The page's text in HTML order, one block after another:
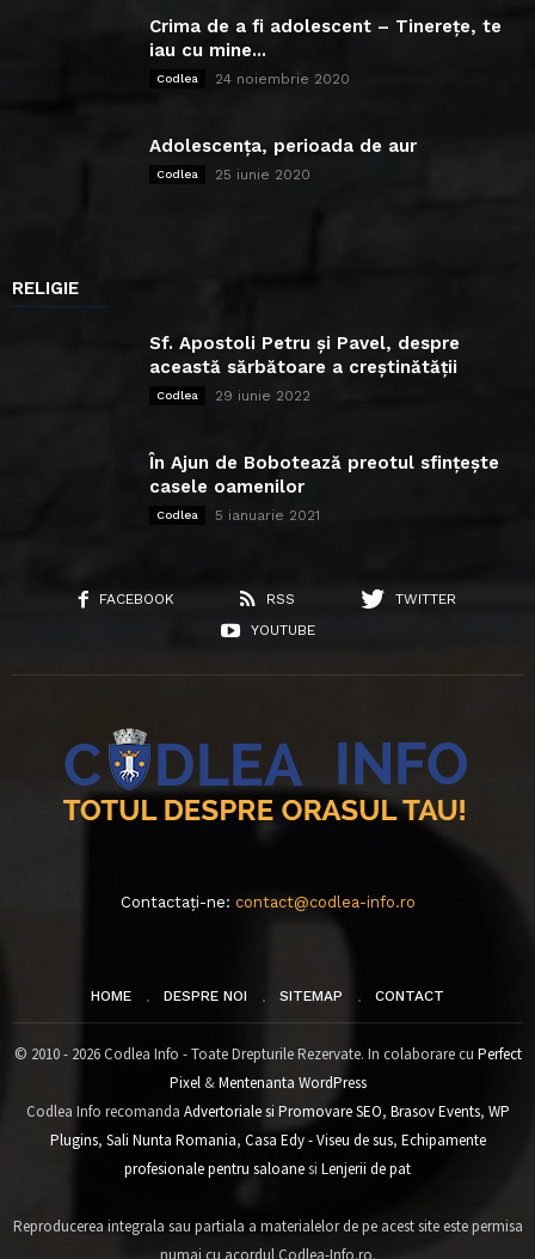
Crima de a fi adolescent – Tinerețe, te
iau cu mine...
Codlea 24 noiembrie 2020
Adolescența, perioada de aur
Codlea 25 iunie 2020
RELIGIE
Sf. Apostoli Petru și Pavel, despre
această sărbătoare a creștinătății
Codlea 29 iunie 2022
În Ajun de Bobotează preotul sfințește
casele oamenilor
Codlea 5 ianuarie 2021
FACEBOOK RSS
TWITTER
YOUTUBE
Contactați-ne: contact@codlea-info.ro
HOME DESPRE NOI SITEMAP CONTACT
© 2010 - 2026 Codlea Info - Toate Drepturile Rezervate. In colaborare cu Perfect
Pixel&Mentenanta WordPress
Codlea Info recomanda Advertoriale si Promovare SEO, Brasov Events, WP
Plugins, Sali Nunta Romania, Casa Edy - Viseu de sus, Echipamente
profesionale pentru saloanesi Lenjerii de pat
Reproducerea integrala sau partiala a materialelor de pe acest site este permisa
numai cu acordul Codlea-Info.ro.